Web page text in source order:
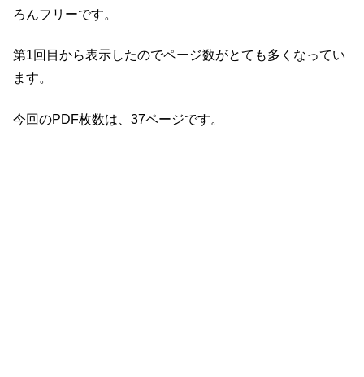
ろんフリーです。
第1回目から表示したのでページ数がとても多くなってい
ます。
今回のPDF枚数は、37ページです。